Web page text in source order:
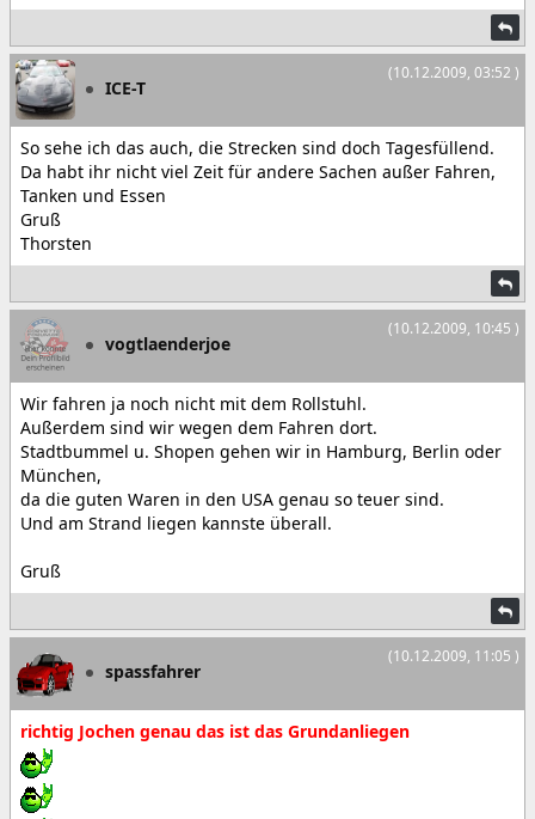
(10.12.2009, 03:52 )
ICE-T
So sehe ich das auch, die Strecken sind doch Tagesfüllend.
Da habt ihr nicht viel Zeit für andere Sachen außer Fahren,
Tanken und Essen
Gruß
Thorsten
(10.12.2009, 10:45 )
vogtlaenderjoe
Wir fahren ja noch nicht mit dem Rollstuhl.
Außerdem sind wir wegen dem Fahren dort.
Stadtbummel u. Shopen gehen wir in Hamburg, Berlin oder
München,
da die guten Waren in den USA genau so teuer sind.
Und am Strand liegen kannste überall.
Gruß
(10.12.2009, 11:05 )
spassfahrer
richtig Jochen genau das ist das Grundanliegen